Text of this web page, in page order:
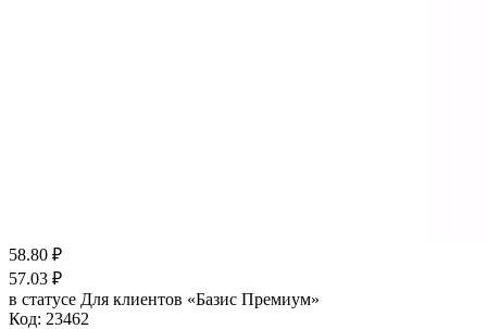
58.80 ₽
57.03 ₽
в статусе Для клиентов «Базис Премиум»
Код: 23462